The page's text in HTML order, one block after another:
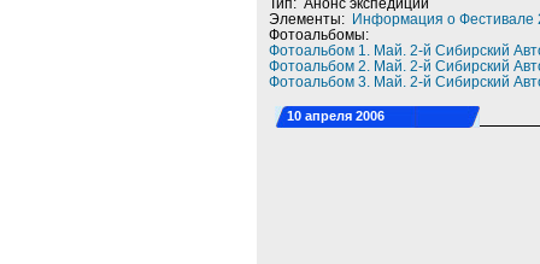
Элементы: Информация о Фестивале
Фотоальбомы:
Фотоальбом 1. Май. 2-й Сибирский
Фотоальбом 2. Май. 2-й Сибирский
Фотоальбом 3. Май. 2-й Сибирский
10 апреля 2006